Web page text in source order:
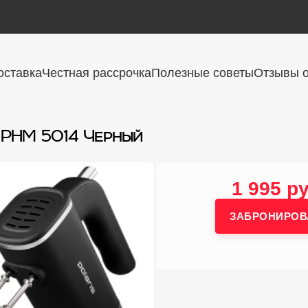
Честная рассрочкаПолезные советыОтзывы
5014 Черный
1 995